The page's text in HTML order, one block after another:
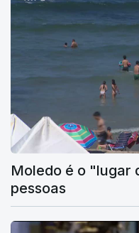
Moledo é o "lugar
pessoas